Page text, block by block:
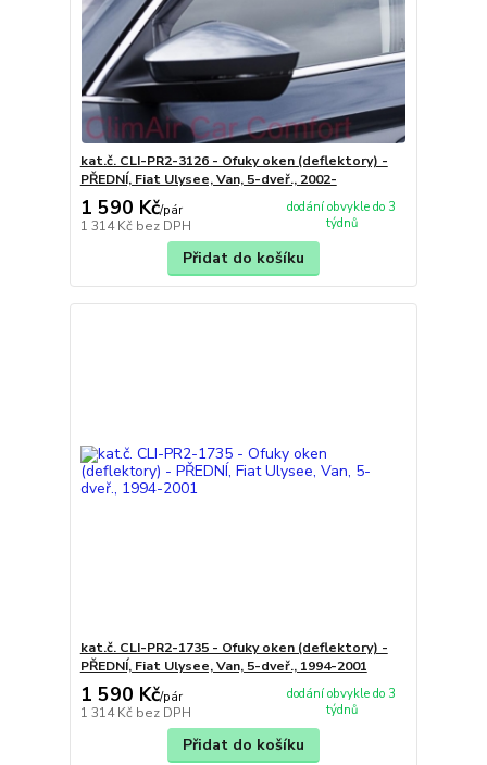
kat.č. CLI-PR2-3126 - Ofuky oken (deflektory) -
PŘEDNÍ, Fiat Ulysee, Van, 5-dveř., 2002-
1 590 Kč/pár
1 314 Kč bez DPH
dodání obvykle do 3
týdnů
Přidat do košíku
kat.č. CLI-PR2-1735 - Ofuky oken (deflektory) -
PŘEDNÍ, Fiat Ulysee, Van, 5-dveř., 1994-2001
1 590 Kč/pár
1 314 Kč bez DPH
dodání obvykle do 3
týdnů
Přidat do košíku